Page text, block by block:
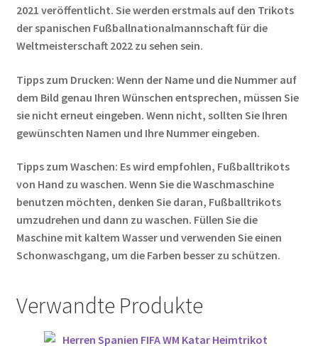
2021 veröffentlicht. Sie werden erstmals auf den Trikots
der spanischen Fußballnationalmannschaft für die
Weltmeisterschaft 2022 zu sehen sein.
Tipps zum Drucken: Wenn der Name und die Nummer auf
dem Bild genau Ihren Wünschen entsprechen, müssen Sie
sie nicht erneut eingeben. Wenn nicht, sollten Sie Ihren
gewünschten Namen und Ihre Nummer eingeben.
Tipps zum Waschen: Es wird empfohlen, Fußballtrikots
von Hand zu waschen. Wenn Sie die Waschmaschine
benutzen möchten, denken Sie daran, Fußballtrikots
umzudrehen und dann zu waschen. Füllen Sie die
Maschine mit kaltem Wasser und verwenden Sie einen
Schonwaschgang, um die Farben besser zu schützen.
Verwandte Produkte